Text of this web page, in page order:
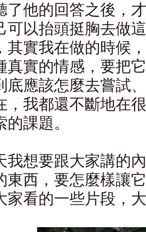
了他的回答之後，
可以抬頭挺胸去做
其實我在做的時候
真實的情感，要把
底應該怎麼去嘗試
，我都還不斷地在
的課題。
我想要跟大家講的
東西，要怎麼樣讓
家看的一些片段，